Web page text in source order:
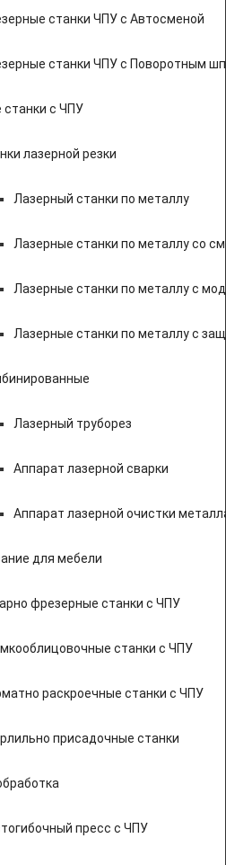
станки ЧПУ с Автосменой
станки ЧПУ с Поворотным
с ЧПУ
лазерной резки
Лазерный станки по металлу
Лазерные станки по металлу со
Лазерные станки по металлу с
Лазерные станки по металлу с
Лазерный труборез
Аппарат лазерной сварки
Аппарат лазерной очистки
для мебели
фрезерные станки с ЧПУ
станки с ЧПУ
раскроечные станки с ЧПУ
присадочные станки
пресс с ЧПУ